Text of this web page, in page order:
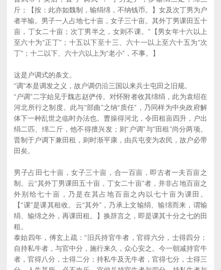
斤；【按：此亦如魏制，输绢绵，不纳钱币。】女及次丁男为户
者半输。男子一人占地七十亩，女子三十亩。其外丁男课田五十
亩，丁女二十亩；次丁男半之，女则不课。”【男女年十六以上
至六十为“正丁”；十五以下至十三、六十一以上至六十五为“次
丁”；十二以下、六十六以上为“老小”，不事。】
这是户调式的条文。
“调”本是调发之义，故户调仍沿三国以来兵士屯田之旧规。
“户调”二字始见于魏志赵俨传。对怀附者收其绵绢，此为袁绍在
河北所行之制度。此与“部曲”之纳“质任”，乃同样为中央政府解
体下一种乱世之临时办法也。曹操得河北，令田租亩四升，户出
绢二匹、绵二斤，他不得擅兴发；则“户调”与“田租”尚分两项。
晋制于户调下兼田租，则时渐平康，由兵屯变为农民，故户必带
田矣。
男子占田七十亩，女子三十亩，合一百亩，即古者一夫百亩之
制。云“其外丁男课田五十亩，丁女二十亩”者，并非占地百亩之
外别给七十亩，乃是在其占地百亩之内以七十亩为课田。
【“课”是课其租收。云“其外”，乃承上文输绢、输绵而来，谓输
绢、输绵之外，再课田租。】换辞言之，即是课其十分之七的田
租。
泰始四年，傅玄上疏：“旧兵持官牛者，官得六分，士得四分；
自持私牛者，与官中分，施行来久，众心安之。今一朝减持官牛
者，官得八分，士得二分；持私牛及无牛者，官得七分，士得三